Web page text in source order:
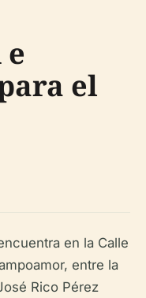
el
en la Calle
entre la
Rico Pérez